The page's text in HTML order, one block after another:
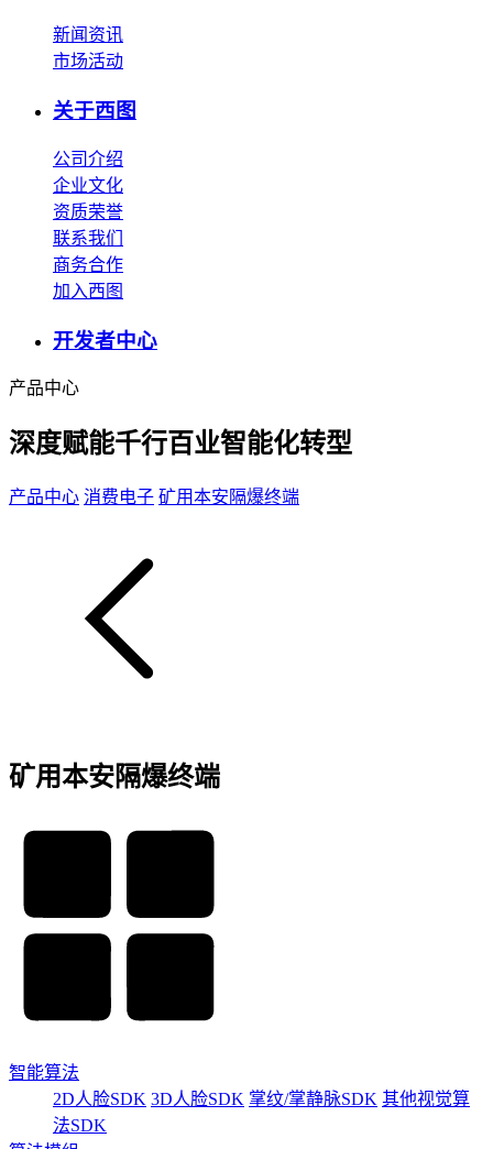
新闻资讯
市场活动
关于西图
公司介绍
企业文化
资质荣誉
联系我们
商务合作
加入西图
开发者中心
产品中心
深度赋能千行百业智能化转型
产品中心 消费电子 矿用本安隔爆终端
矿用本安隔爆终端
智能算法
2D人脸SDK 3D人脸SDK 掌纹/掌静脉SDK 其他视觉算
法SDK